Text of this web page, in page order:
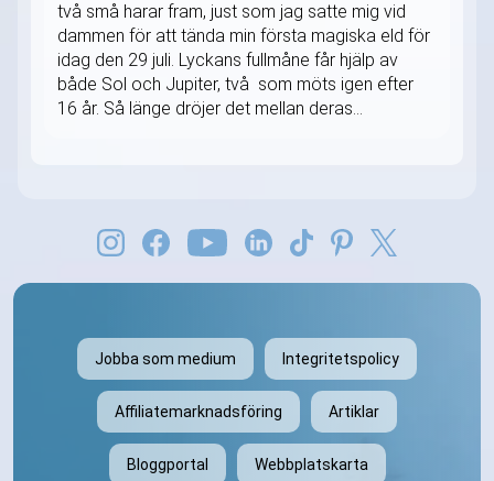
två små harar fram, just som jag satte mig vid
dammen för att tända min första magiska eld för
idag den 29 juli. Lyckans fullmåne får hjälp av
både Sol och Jupiter, två som möts igen efter
16 år. Så länge dröjer det mellan deras...
Jobba som medium Integritetspolicy
Affiliatemarknadsföring Artiklar
Bloggportal Webbplatskarta